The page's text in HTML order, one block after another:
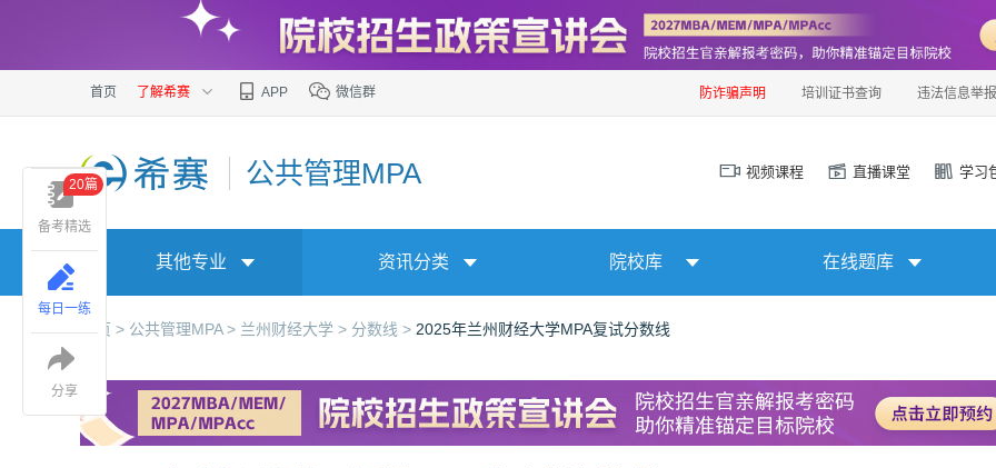
首页 了解希赛 APP 微信群 防诈骗声明 培训证书查询 违法信息举报
公共管理MPA 视频课程 直播课堂 学习
其他专业 资讯分类 院校库 在线题库
首页 > 公共管理MPA > 兰州财经大学 > 分数线 > 2025年兰州财经大学MPA复试分数线
备考精选
20篇
每日一练
分享